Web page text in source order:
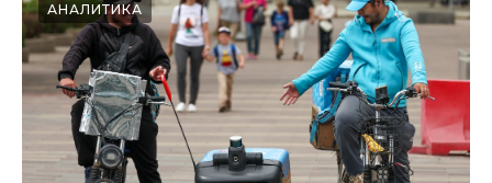
АНАЛИТИКА